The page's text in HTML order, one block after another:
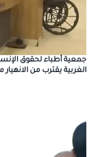
جمعية أطباء لحقوق
الغربية يقترب من